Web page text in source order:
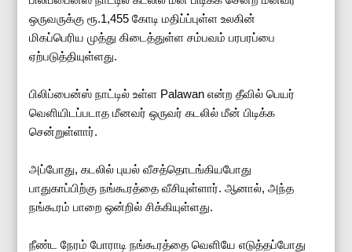
ஒருவருக்கு ரூ.1,455 கோடி மதிப்ப்புள்ள உலகின்
மிகப்பெரிய முத்து கிடைத்துள்ள சம்பவம் பரபரப்பை
ஏற்படுத்தியுள்ளது.
பிலிப்பைன்ஸ் நாட்டில் உள்ள Palawan என்ற தீவில் பெயர்
வெளியிடப்படாத மீனவர் ஒருவர் கடலில் மீன் பிடிக்க
சென்றுள்ளார்.
அப்போது, கடலில் புயல் வீசத்தொடங்கியபோது
பாதுகாப்பிற்கு நங்கூரத்தை வீசியுள்ளார். ஆனால், அந்த
நங்கூரம் பாறை ஒன்றில் சிக்கியுள்ளது.
நீண்ட நேரம் போராடி நங்கூரத்தை வெளியே எடுத்தப்போது